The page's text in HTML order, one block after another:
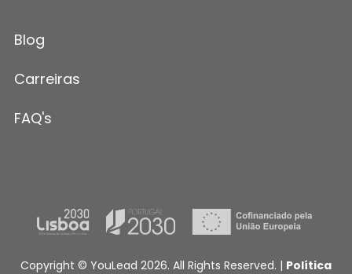
Blog
Carreiras
FAQ's
Copyright © YouLead 2026. All Rights Reserved. | Política